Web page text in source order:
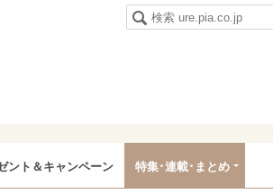
ント＆キャンペーン 特集･連載･まとめ